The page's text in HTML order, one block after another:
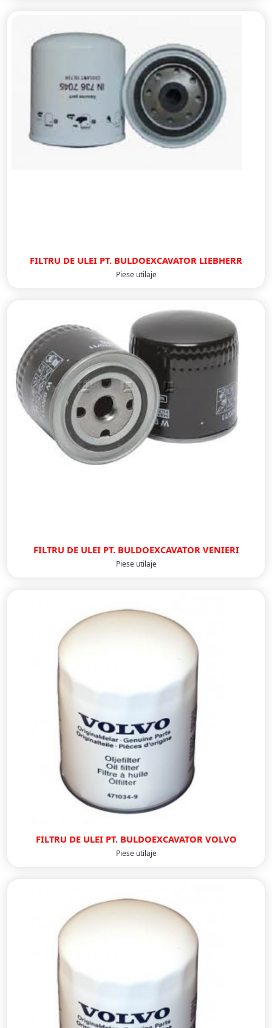
FILTRU DE ULEI PT. BULDOEXCAVATOR LIEBHERR
Piese utilaje
FILTRU DE ULEI PT. BULDOEXCAVATOR VENIERI
Piese utilaje
FILTRU DE ULEI PT. BULDOEXCAVATOR VOLVO
Piese utilaje